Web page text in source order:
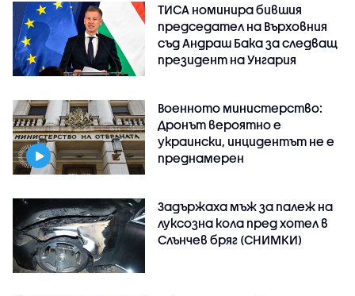
ТИСА номинира бившия
председател на Върховния
съд Андраш Бака за следващ
президент на Унгария
Военното министерство:
Дронът вероятно е
украински, инцидентът не е
преднамерен
Задържаха мъж за палеж на
луксозна кола пред хотел в
Слънчев бряг (СНИМКИ)